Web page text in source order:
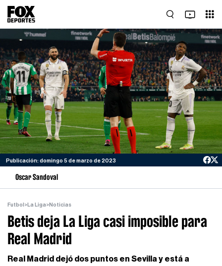
Publicación: domingo 5 de marzo de 2023
Oscar Sandoval
Futbol >La Liga>Noticias
Betis deja La Liga casi imposible para
Real Madrid
Real Madrid dejó dos puntos en Sevilla y está a